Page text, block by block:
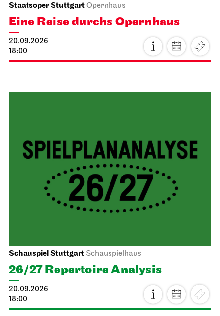
Staatsoper StuttgartOpernhaus
Eine Reise durchs Opernhaus
20.09.2026
18:00
Schauspiel Stuttgart Schauspielhaus
26/27 Repertoire Analysis
20.09.2026
18:00